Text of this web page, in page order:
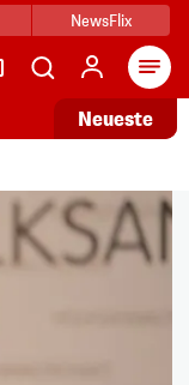
NewsFlix
Neueste